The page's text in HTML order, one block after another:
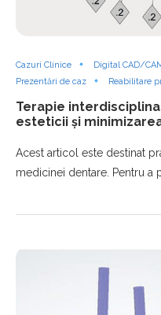
Cazuri Clinice Digital CAD/
Prezentări de caz
Reabilitare
Terapie
esteticii și
Acest articol este destinat
medicinei dentare. Pentru a